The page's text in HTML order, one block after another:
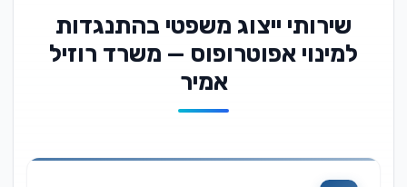
שירותי ייצוג משפטי בהתנגדות
למינוי אפוטרופוס — משרד רוזיל
אמיר